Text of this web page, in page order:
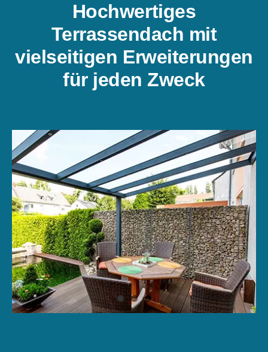
Hochwertiges
Terrassendach mit
vielseitigen Erweiterungen
für jeden Zweck